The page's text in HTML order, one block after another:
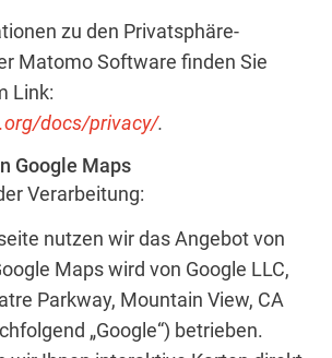
zu den Privatsphäre-
Matomo Software finden Sie
Link:
docs/privacy/.
Google Maps
Verarbeitung:
nutzen wir das Angebot von
Maps wird von Google LLC,
Parkway, Mountain View, CA
„Google“) betrieben.